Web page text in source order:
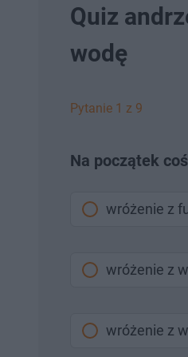
Quiz
wodę
Pytanie 1 z 9
Na początek
wróżenie z
wróżenie z
wróżenie z